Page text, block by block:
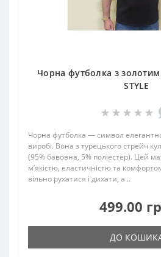
Чорна футболка з
STYLE
Чорна футболка — символ
виробі. Вона з турецького стрейч
(95% бавовна, 5% поліестер). Цей
м’якістю, еластичністю та
вільно рухатися і дихати, а ..
499.00
ДО